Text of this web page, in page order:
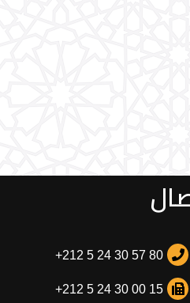
+212 5 24 30 57 80
+212 5 24 30 00 15